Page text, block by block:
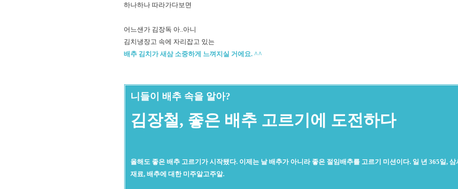
하나하나 따라가다보면
어느샌가 김장독 아..아니
김치냉장고 속에 자리잡고 있는
배추 김치가 새삼 소중하게 느껴지실 거에요. ^^
니들이 배추 속을 알아?
김장철, 좋은 배추 고르기에 도전하다
올해도 좋은 배추 고르기가 시작됐다. 이제는 날 배추가 아니라 좋은 절임배추를 고르기 미션이다. 일 년 365일,
재료, 배추에 대한 미주알고주알.